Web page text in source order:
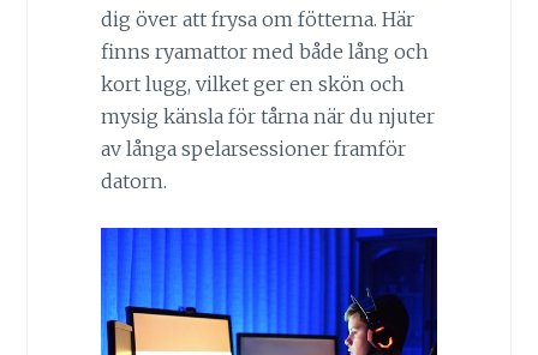
dig över att frysa om fötterna. Här
finns ryamattor med både lång och
kort lugg, vilket ger en skön och
mysig känsla för tårna när du njuter
av långa spelarsessioner framför
datorn.